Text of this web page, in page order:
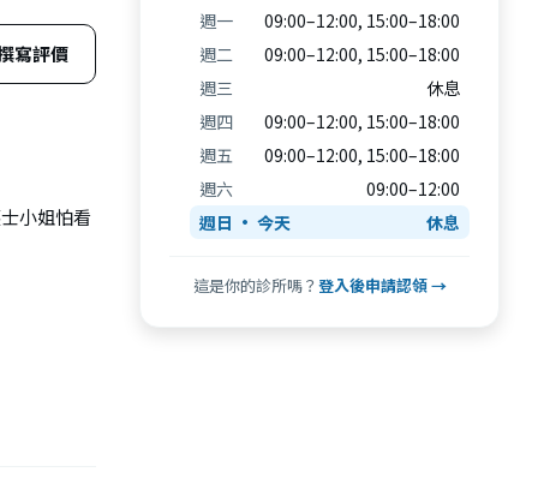
寫評價
小姐怕看
週一
09:00–12:00, 15:00–18:00
週二
09:00–12:00, 15:00–18:00
週三
休息
週四
09:00–12:00, 15:00–18:00
週五
09:00–12:00, 15:00–18:00
週六
09:00–12:00
週日
休息
這是你的診所嗎？ 登入後申請認領 →